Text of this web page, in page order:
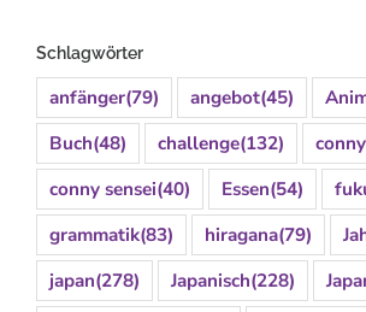
Schlagwörter
anfänger(79) angebot(45)
Buch(48) challenge(132) conny
conny sensei(40) Essen(54)
grammatik(83) hiragana(79)
japan(278) Japanisch(228)